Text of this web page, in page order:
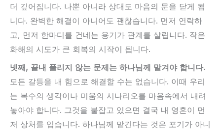
더 깊어집니다. 나뿐 아니라 상대도 마음의 문을 닫게 됩
니다. 완벽한 해결이 아니어도 괜찮습니다. 먼저 연락하
고, 먼저 한마디를 건네는 용기가 관계를 살립니다. 작은
화해의 시도가 큰 회복의 시작이 됩니다.
넷째, 끝내 풀리지 않는 문제는 하나님께 맡겨야 합니다.
모든 갈등을 내 힘으로 해결할 수는 없습니다. 이때 우리
는 복수의 생각이나 미움의 시나리오를 마음속에서 내려
놓아야 합니다. 그것을 붙잡고 있으면 결국 내 영혼이 먼
저 상처를 입습니다. 하나님께 맡긴다는 것은 포기가 아니